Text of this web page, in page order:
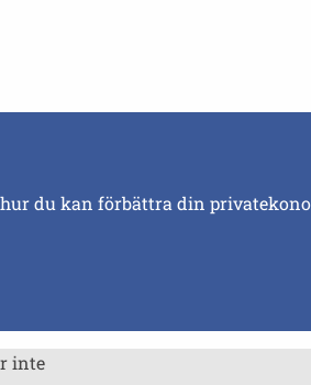
du kan förbättra din
inte